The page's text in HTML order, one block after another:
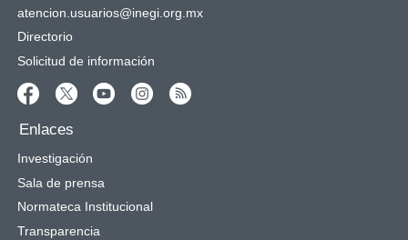
atencion.usuarios@inegi.org.mx
Directorio
Solicitud de información
Enlaces
Investigación
Sala de prensa
Normateca Institucional
Transparencia